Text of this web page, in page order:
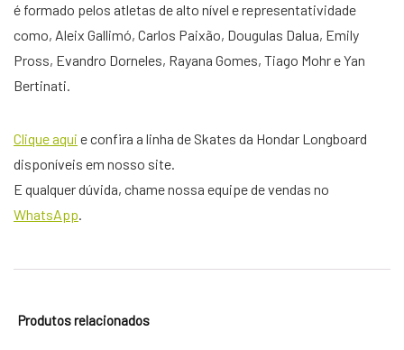
é formado pelos atletas de alto nível e representatividade
como, Aleix Gallimó, Carlos Paixão, Dougulas Dalua, Emily
Pross, Evandro Dorneles, Rayana Gomes, Tiago Mohr e Yan
Bertinati.
Clique aqui e confira a linha de Skates da Hondar Longboard
disponíveis em nosso site.
E qualquer dúvida, chame nossa equipe de vendas no
WhatsApp.
Produtos relacionados